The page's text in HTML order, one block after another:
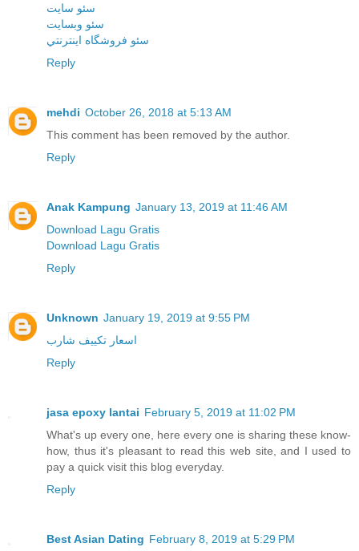
سئو سايت
سئو وبسايت
سئو فروشگاه اينترنتي
Reply
mehdi October 26, 2018 at 5:13 AM
This comment has been removed by the author.
Reply
Anak Kampung January 13, 2019 at 11:46 AM
Download Lagu Gratis
Download Lagu Gratis
Reply
Unknown January 19, 2019 at 9:55 PM
اسعار تكييف شارب
Reply
jasa epoxy lantai February 5, 2019 at 11:02 PM
What's up every one, here every one is sharing these know-
how, thus it's pleasant to read this web site, and I used to
pay a quick visit this blog everyday.
Reply
Best Asian Dating February 8, 2019 at 5:29 PM